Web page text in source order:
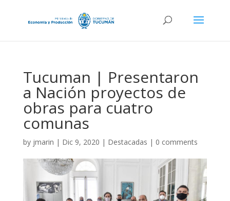
Tucuman | Presentaron
a Nación proyectos de
obras para cuatro
comunas
by jmarin | Dic 9, 2020 | Destacadas | 0 comments